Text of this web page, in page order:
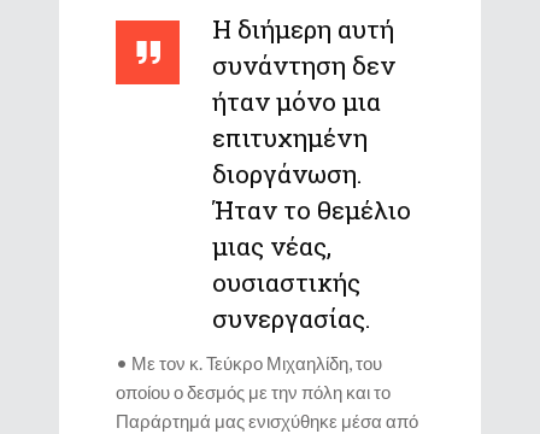
Η διήμερη αυτή
συνάντηση δεν
ήταν μόνο μια
επιτυχημένη
διοργάνωση.
Ήταν το θεμέλιο
μιας νέας,
ουσιαστικής
συνεργασίας.
• Με τον κ. Τεύκρο Μιχαηλίδη, του
οποίου ο δεσμός με την πόλη και το
Παράρτημά μας ενισχύθηκε μέσα από